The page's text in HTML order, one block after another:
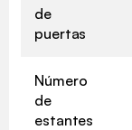
de
puertas
Número
de
estantes